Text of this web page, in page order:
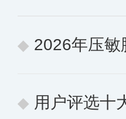
2026年压敏
用户评选十